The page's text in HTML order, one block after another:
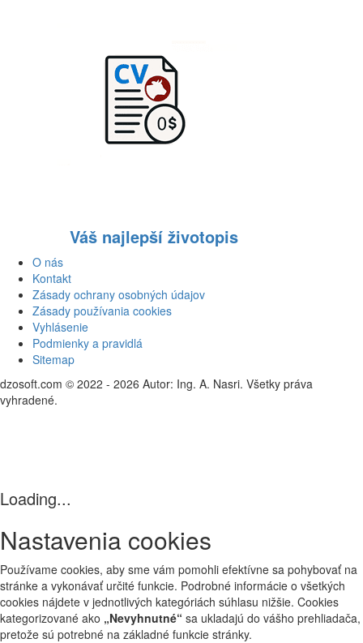
Váš najlepší životopis
O nás
Kontakt
Zásady ochrany osobných údajov
Zásady používania cookies
Vyhlásenie
Podmienky a pravidlá
Sitemap
dzosoft.com © 2022 - 2026 Autor: Ing. A. Nasri. Všetky práva
vyhradené.
Loading...
Nastavenia cookies
Používame cookies, aby sme vám pomohli efektívne sa pohybovať na
stránke a vykonávať určité funkcie. Podrobné informácie o všetkých
cookies nájdete v jednotlivých kategóriách súhlasu nižšie. Cookies
kategorizované ako „Nevyhnutné“ sa ukladajú do vášho prehliadača,
pretože sú potrebné na základné funkcie stránky.